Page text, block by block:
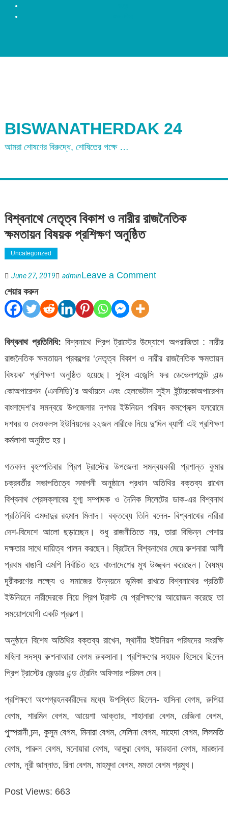
BISWANATHERDAK 24
আমরা শোষণের বিরুদ্ধে, শোষিতের পক্ষে …
বিশ্বনাথে নেতৃত্ব বিকাশ ও নারীর রাজনৈতিক
ক্ষমতায়ন বিষয়ক প্রশিক্ষণ অনুষ্ঠিত
Uncategorized
June 27, 2019 adminLeave a Commenton
ও
নারীর
রাজনৈতিক
ক্ষমতায়ন
বিষয়ক
প্রশিক্ষণ
শেয়ার করুন
বিশ্বনাথ প্রতিনিধি: বিশ্বনাথে প্রিপ ট্রাস্টের উদ্যোগে অপরাজিতা : নারীর
রাজনৈতিক ক্ষমতায়ন প্রকল্পের ‘নেতৃত্ব বিকাশ ও নারীর রাজনৈতিক ক্ষমতায়ন
বিষয়ক’ প্রশিক্ষণ অনুষ্ঠিত হয়েছে। সুইস এজেন্সি ফর ডেভেলপমেন্ট এন্ড
কোঅপারেশন (এনসিডি)’র অর্থায়নে এবং হেলভেটাস সুইস ইন্টারকোঅপারেশন
বাংলাদেশ’র সমন্বয়ে উপজেলার দশঘর ইউনিয়ন পরিষদ কমপ্লেক্স হলরোমে
দশঘর ও দেওকলস ইউনিয়নের ২২জন নারীকে নিয়ে দু’দিন ব্যাপী এই প্রশিক্ষণ
কর্মলাশা অনুষ্ঠিত হয়।
গতকাল বৃহস্পতিবার প্রিপ ট্রাস্টের উপজেলা সমন্বয়কারী প্রশান্ত কুমার
চক্রবর্তীর সভাপতিত্বে সমাপনী অনুষ্ঠানে প্রধান অতিথির বক্তব্য রাখেন
বিশ্বনাথ প্রেসক্লাবের যুগ্ম সম্পাদক ও দৈনিক সিলেটের ডাক-এর বিশ্বনাথ
প্রতিনিধি এমদাদুর রহমান মিলাদ। বক্তব্যে তিনি বলেন- বিশ্বনাথের নারীরা
দেশ-বিদেশে আলো ছড়াচ্ছেন। শুধু রাজনীতিতে নয়, তারা বিভিন্ন পেশায়
দক্ষতার সাথে দায়িত্ব পালন করছেন। ব্রিটেনে বিশ্বনাথের মেয়ে রুশনারা আলী
প্রথম বাঙালী এমপি নির্বাচিত হয়ে বাংলাদেশের মুখ উজ্জ্বল করেছেন। বৈষম্য
দূরীকরণের লক্ষ্যে ও সমাজের উন্নয়নে ভূমিকা রাখতে বিশ্বনাথের প্রতিটি
ইউনিয়নে নারীদেরকে নিয়ে প্রিপ ট্রাস্ট যে প্রশিক্ষণের আয়োজন করেছে তা
সময়োপযোগী একটি প্রকল্প।
অনুষ্ঠানে বিশেষ অতিথির বক্তব্য রাখেন, স্থানীয় ইউনিয়ন পরিষদের সংরক্ষি
মহিলা সদস্য রুশনাআরা বেগম রুকসানা। প্রশিক্ষণের সহায়ক হিসেবে ছিলেন
প্রিপ ট্রাস্টের জেন্ডার এন্ড ট্রেনিং অফিসার পরিমল দেব।
প্রশিক্ষণে অংশগ্রহনকারীদের মধ্যে উপস্থিত ছিলেন- হাসিনা বেগম, রুপিয়া
বেগম, শারমিন বেগম, আয়েশা আক্তার, শাহানারা বেগম, রেজিনা বেগম,
পুুস্পরানী চন্দ, কুসুম বেগম, মিনারা বেগম, সেলিনা বেগম, সাহেদা বেগম, লিলমতি
বেগম, পারুল বেগম, মনোয়ারা বেগম, আঙ্গুরা বেগম, ফারহানা বেগম, মারজানা
বেগম, নূরী জান্নাত, রিনা বেগম, মাহমুদা বেগম, মমতা বেগম প্রমুখ।
Post Views: 663